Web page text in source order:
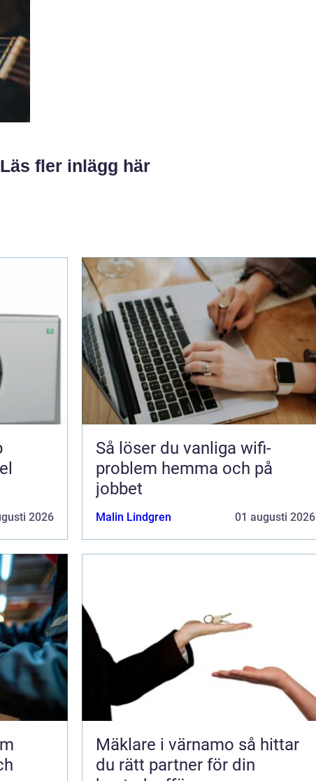
Läs fler inlägg här
2026
Så löser du vanliga wifi-
problem hemma och på
jobbet
Malin Lindgren 01 augusti 2026
Mäklare i värnamo så hittar
du rätt partner för din